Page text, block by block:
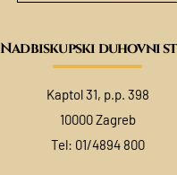
Nadbiskupski duhovni
Kaptol 31, p.p. 398
10000 Zagreb
Tel: 01/4894 800